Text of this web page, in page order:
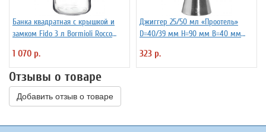
Банка квадратная с крышкой и
замком Fido 3 л Bormioli Rocco
1 070 р.
Джиггер 25/50 мл «Проотель»
D=40/39 мм H=90 мм B=40 мм
323 р.
Отзывы о товаре
Добавить отзыв о товаре